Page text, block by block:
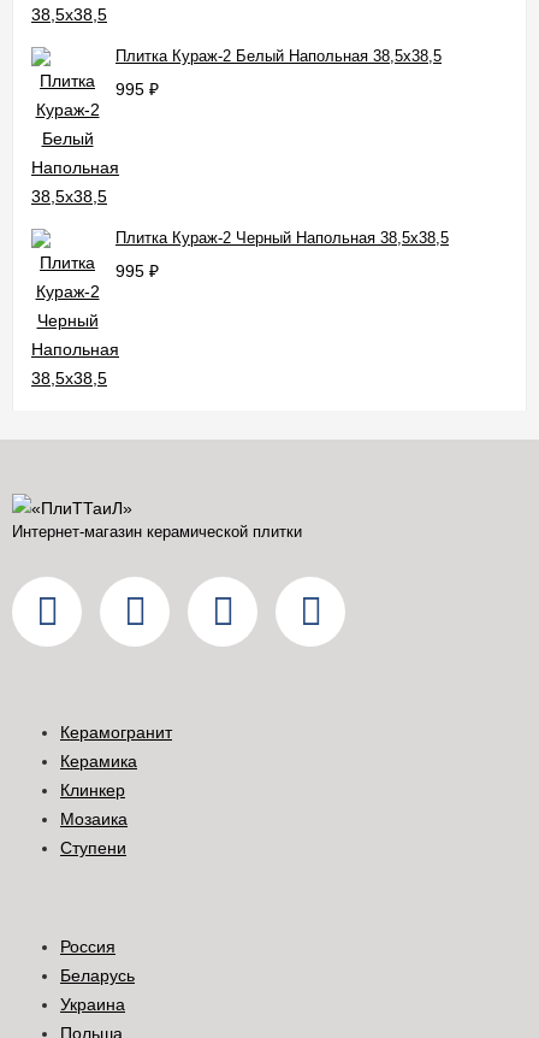
Плитка Кураж-2 Белый Напольная 38,5x38,5
995 ₽
Плитка Кураж-2 Черный Напольная 38,5x38,5
995 ₽
Интернет-магазин керамической плитки
Керамогранит
Керамика
Клинкер
Мозаика
Ступени
Россия
Беларусь
Украина
Польша